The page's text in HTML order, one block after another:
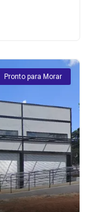
Pronto para Morar